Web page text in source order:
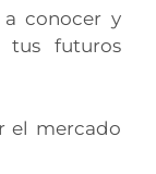
conocer y
tus futuros
el mercado